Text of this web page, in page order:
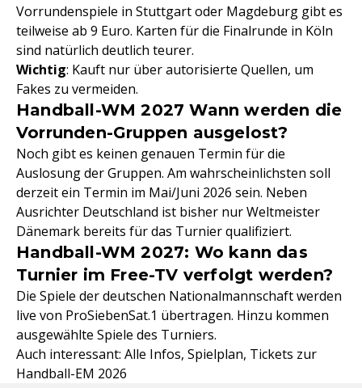
Vorrundenspiele in Stuttgart oder Magdeburg gibt es
teilweise ab 9 Euro. Karten für die Finalrunde in Köln
sind natürlich deutlich teurer.
Wichtig: Kauft nur über autorisierte Quellen, um
Fakes zu vermeiden.
Handball-WM 2027 Wann werden die
Vorrunden-Gruppen ausgelost?
Noch gibt es keinen genauen Termin für die
Auslosung der Gruppen. Am wahrscheinlichsten soll
derzeit ein Termin im Mai/Juni 2026 sein. Neben
Ausrichter Deutschland ist bisher nur Weltmeister
Dänemark bereits für das Turnier qualifiziert.
Handball-WM 2027: Wo kann das
Turnier im Free-TV verfolgt werden?
Die Spiele der deutschen Nationalmannschaft werden
live von ProSiebenSat.1 übertragen. Hinzu kommen
ausgewählte Spiele des Turniers.
Auch interessant: Alle Infos, Spielplan, Tickets zur
Handball-EM 2026